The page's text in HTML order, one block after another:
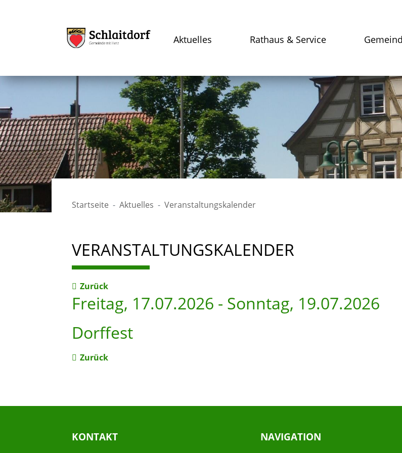
Aktuelles Rathaus & Service
Startseite Aktuelles Veranstaltungskalender
VERANSTALTUNGSKALENDER
Zurück
Freitag, 17.07.2026 - Sonntag, 19.07.2026
Dorffest
Zurück
KONTAKT NAVIGATION